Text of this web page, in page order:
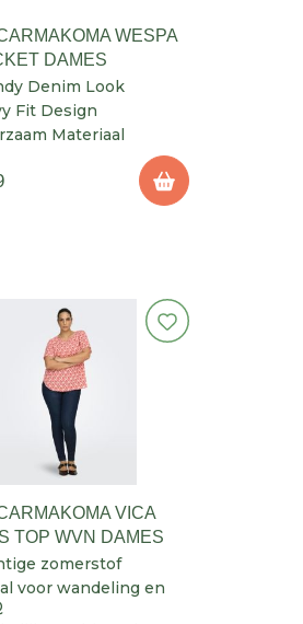
WESPA
DAMES
Denim Look
Fit Design
Materiaal
VICA
TOP WVN DAMES
zomerstof
voor wandeling en